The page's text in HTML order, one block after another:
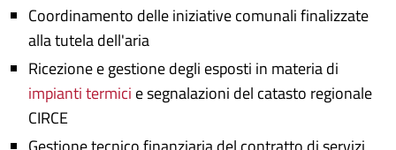
Coordinamento delle iniziative comunali finalizzate
alla tutela dell'aria
Ricezione e gestione degli esposti in materia di
impianti termici e segnalazioni del catasto regionale
CIRCE